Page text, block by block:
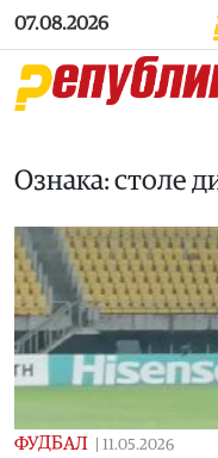
Skip to main content
07.08.2026
Ознака: столе
ФУДБАЛ 11.05.2026